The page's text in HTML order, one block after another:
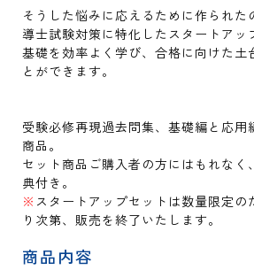
そうした悩みに応えるために作られ
導士試験対策に特化したスタートアッ
基礎を効率よく学び、合格に向けた土
とができます。
受験必修再現過去問集、基礎編と応用
商品。
セット商品ご購入者の方にはもれなく
典付き。
※ スタートアップセットは数量限定の
り次第、販売を終了いたします。
商品内容